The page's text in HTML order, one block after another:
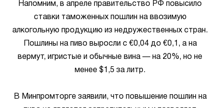
Напомним, в апреле правительство РФ повысило
ставки таможенных пошлин на ввозимую
алкогольную продукцию из недружественных стран.
Пошлины на пиво выросли с €0,04 до €0,1, а на
вермут, игристые и обычные вина — на 20%, но не
менее $1,5 за литр.
В Минпромторге заявили, что повышение пошлин на